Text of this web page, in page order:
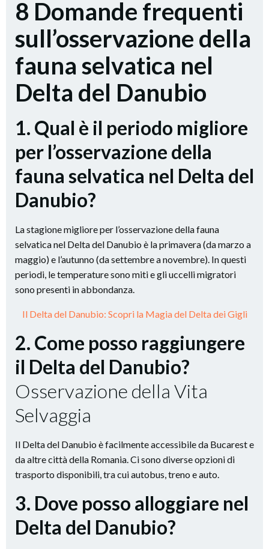
8 Domande frequenti
sull’osservazione della
fauna selvatica nel
Delta del Danubio
1. Qual è il periodo migliore
per l’osservazione della
fauna selvatica nel Delta del
Danubio?
La stagione migliore per l’osservazione della fauna
selvatica nel Delta del Danubio è la primavera (da marzo a
maggio) e l’autunno (da settembre a novembre). In questi
periodi, le temperature sono miti e gli uccelli migratori
sono presenti in abbondanza.
Il Delta del Danubio: Scopri la Magia del Delta dei Gigli
2. Come posso raggiungere
il Delta del Danubio?
Osservazione della Vita
Selvaggia
Il Delta del Danubio è facilmente accessibile da Bucarest e
da altre città della Romania. Ci sono diverse opzioni di
trasporto disponibili, tra cui autobus, treno e auto.
3. Dove posso alloggiare nel
Delta del Danubio?